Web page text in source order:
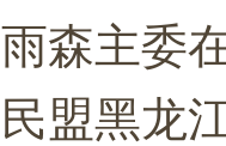
森主委
盟黑龙